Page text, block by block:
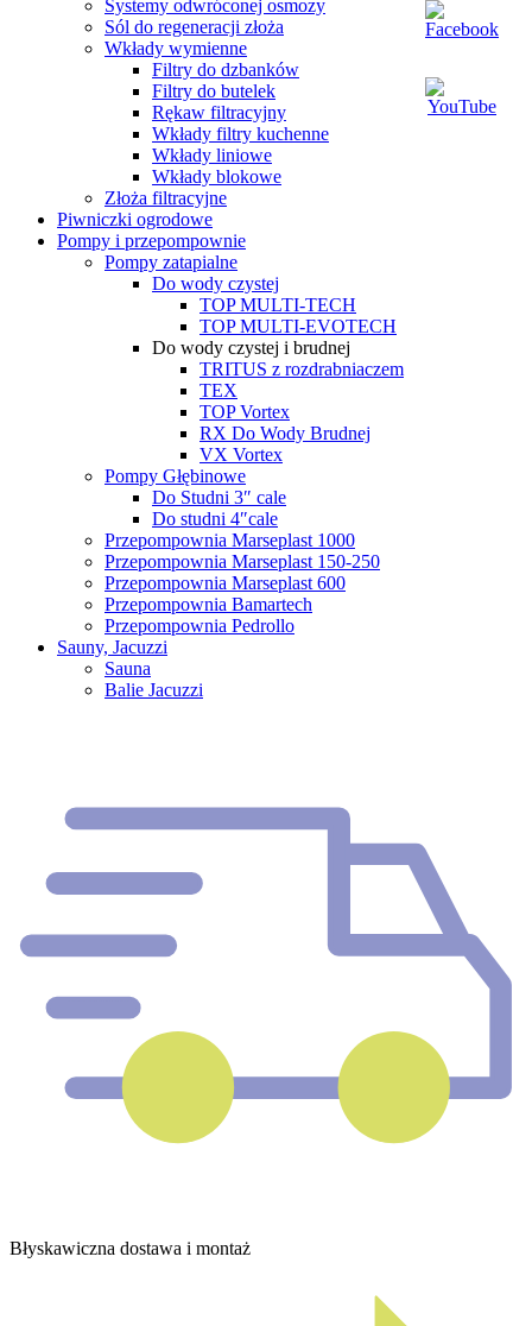
Systemy odwróconej osmozy
Sól do regeneracji złoża
Wkłady wymienne
Filtry do dzbanków
Filtry do butelek
Rękaw filtracyjny
Wkłady filtry kuchenne
Wkłady liniowe
Wkłady blokowe
Złoża filtracyjne
Piwniczki ogrodowe
Pompy i przepompownie
Pompy zatapialne
Do wody czystej
TOP MULTI-TECH
TOP MULTI-EVOTECH
Do wody czystej i brudnej
TRITUS z rozdrabniaczem
TEX
TOP Vortex
RX Do Wody Brudnej
VX Vortex
Pompy Głębinowe
Do Studni 3″ cale
Do studni 4″cale
Przepompownia Marseplast 1000
Przepompownia Marseplast 150-250
Przepompownia Marseplast 600
Przepompownia Bamartech
Przepompownia Pedrollo
Sauny, Jacuzzi
Sauna
Balie Jacuzzi
Błyskawiczna dostawa i montaż